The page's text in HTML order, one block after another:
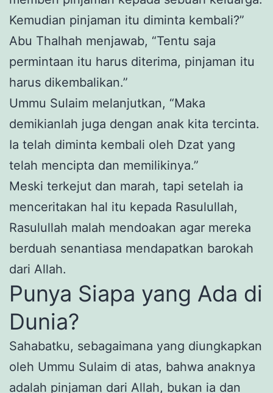
Kemudian pinjaman itu diminta kembali?”
Abu Thalhah menjawab, “Tentu saja
permintaan itu harus diterima, pinjaman itu
harus dikembalikan.”
Ummu Sulaim melanjutkan, “Maka
demikianlah juga dengan anak kita tercinta.
Ia telah diminta kembali oleh Dzat yang
telah mencipta dan memilikinya.”
Meski terkejut dan marah, tapi setelah ia
menceritakan hal itu kepada Rasulullah,
Rasulullah malah mendoakan agar mereka
berduah senantiasa mendapatkan barokah
dari Allah.
Punya Siapa yang Ada di
Dunia?
Sahabatku, sebagaimana yang diungkapkan
oleh Ummu Sulaim di atas, bahwa anaknya
adalah pinjaman dari Allah, bukan ia dan